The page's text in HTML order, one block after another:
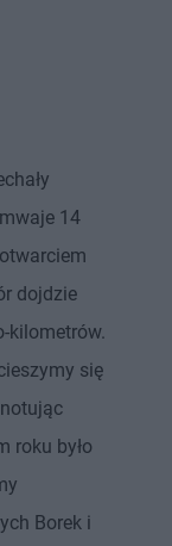
14
dojdzie
kilometrów.
się
roku było
Borek i